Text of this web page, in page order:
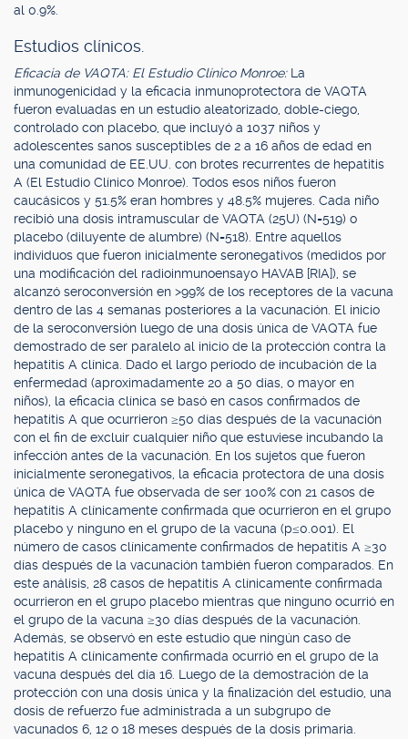
al 0.9%.
Estudios clínicos.
Eficacia de VAQTA: El Estudio Clínico Monroe: La
inmunogenicidad y la eficacia inmunoprotectora de VAQTA
fueron evaluadas en un estudio aleatorizado, doble-ciego,
controlado con placebo, que incluyó a 1037 niños y
adolescentes sanos susceptibles de 2 a 16 años de edad en
una comunidad de EE.UU. con brotes recurrentes de hepatitis
A (El Estudio Clínico Monroe). Todos esos niños fueron
caucásicos y 51.5% eran hombres y 48.5% mujeres. Cada niño
recibió una dosis intramuscular de VAQTA (25U) (N=519) o
placebo (diluyente de alumbre) (N=518). Entre aquellos
individuos que fueron inicialmente seronegativos (medidos por
una modificación del radioinmunoensayo HAVAB [RIA]), se
alcanzó seroconversión en >99% de los receptores de la vacuna
dentro de las 4 semanas posteriores a la vacunación. El inicio
de la seroconversión luego de una dosis única de VAQTA fue
demostrado de ser paralelo al inicio de la protección contra la
hepatitis A clínica. Dado el largo período de incubación de la
enfermedad (aproximadamente 20 a 50 días, o mayor en
niños), la eficacia clínica se basó en casos confirmados de
hepatitis A que ocurrieron ≥50 días después de la vacunación
con el fin de excluir cualquier niño que estuviese incubando la
infección antes de la vacunación. En los sujetos que fueron
inicialmente seronegativos, la eficacia protectora de una dosis
única de VAQTA fue observada de ser 100% con 21 casos de
hepatitis A clínicamente confirmada que ocurrieron en el grupo
placebo y ninguno en el grupo de la vacuna (p≤0.001). El
número de casos clínicamente confirmados de hepatitis A ≥30
días después de la vacunación también fueron comparados. En
este análisis, 28 casos de hepatitis A clínicamente confirmada
ocurrieron en el grupo placebo mientras que ninguno ocurrió en
el grupo de la vacuna ≥30 días después de la vacunación.
Además, se observó en este estudio que ningún caso de
hepatitis A clínicamente confirmada ocurrió en el grupo de la
vacuna después del día 16. Luego de la demostración de la
protección con una dosis única y la finalización del estudio, una
dosis de refuerzo fue administrada a un subgrupo de
vacunados 6, 12 o 18 meses después de la dosis primaria.